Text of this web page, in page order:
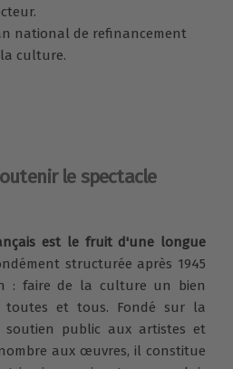
national de refinancement
culture.
le spectacle
est le fruit d'une longue
structurée après 1945
: faire de la culture un bien
toutes et tous. Fondé sur la
soutien public aux artistes et
aux œuvres, il constitue